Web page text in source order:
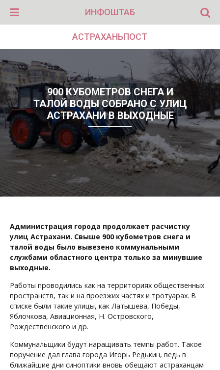
ИНФОШТАБ
АСТРАХАНЬПОСТ
900 КУБОМЕТРОВ СНЕГА И
ТАЛОЙ ВОДЫ СОБРАНО С УЛИЦ
АСТРАХАНИ В ВЫХОДНЫЕ
Администрация города продолжает расчистку
улиц Астрахани. Свыше 900 кубометров снега и
талой воды было вывезено коммунальными
службами областного центра только за минувшие
выходные.
Работы проводились как на территориях общественных
пространств, так и на проезжих частях и тротуарах. В
списке были такие улицы, как Латышева, Победы,
Яблочкова, Авиационная, Н. Островского,
Рождественского и др.
Коммунальщики будут наращивать темпы работ. Такое
поручение дал глава города Игорь Редькин, ведь в
ближайшие дни синоптики вновь обещают астраханцам